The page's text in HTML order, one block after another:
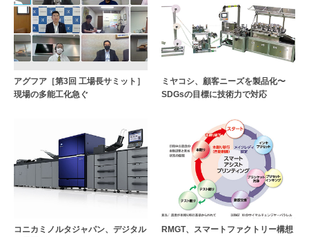
アグフア［第3回 工場長サミット］
現場の多能工化急ぐ
ミヤコシ、顧客ニーズを製品化〜
SDGsの目標に技術力で対応
コニカミノルタジャパン、デジタル
RMGT、スマートファクトリー構想